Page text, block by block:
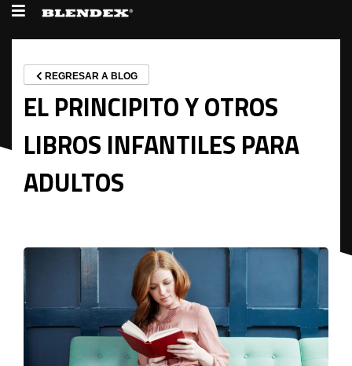
REGRESAR A BLOG
EL PRINCIPITO Y OTROS
LIBROS INFANTILES PARA
ADULTOS